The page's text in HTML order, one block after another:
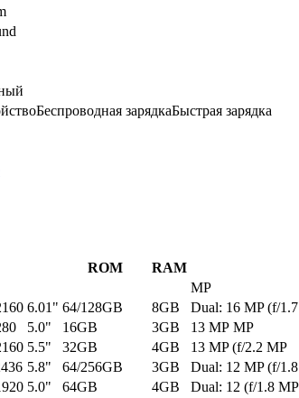
Беспроводная зарядкаБыстрая зарядка
ROM
RAM
MP
6.01" 64/128GB 8GB Dual: 16 MP (f/
5.0" 16GB 3GB 13 MP MP
5.5" 32GB 4GB 13 MP (f/2.2 MP
5.8" 64/256GB 3GB Dual: 12 MP (f/
5.0" 64GB 4GB Dual: 12 (f/1.8 MP